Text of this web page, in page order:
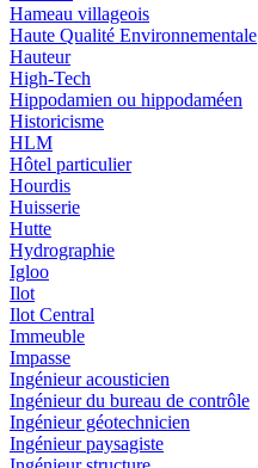
Hameau villageois
Haute Qualité Environnementale
Hauteur
High-Tech
Hippodamien ou hippodaméen
Historicisme
HLM
Hôtel particulier
Hourdis
Huisserie
Hutte
Hydrographie
Igloo
Ilot
Ilot Central
Immeuble
Impasse
Ingénieur acousticien
Ingénieur du bureau de contrôle
Ingénieur géotechnicien
Ingénieur paysagiste